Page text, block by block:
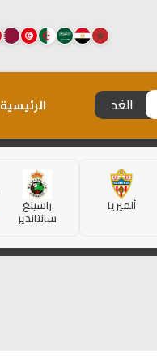
الغد الرئيسية
ألميريا راسينغ
سانتاندير